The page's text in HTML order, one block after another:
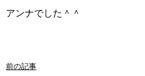
アンナでした＾＾
前の記事